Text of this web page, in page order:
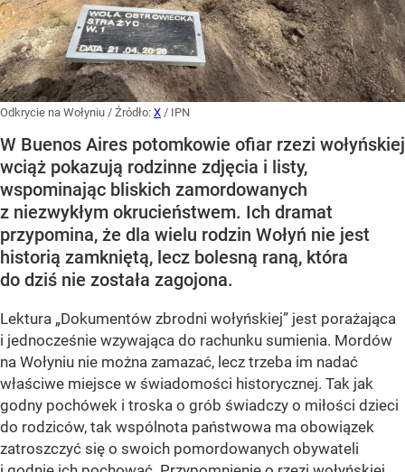
Odkrycie na Wołyniu / Źródło: X / IPN
W Buenos Aires potomkowie ofiar rzezi wołyńskiej
wciąż pokazują rodzinne zdjęcia i listy,
wspominając bliskich zamordowanych
z niezwykłym okrucieństwem. Ich dramat
przypomina, że dla wielu rodzin Wołyń nie jest
historią zamkniętą, lecz bolesną raną, która
do dziś nie została zagojona.
Lektura „Dokumentów zbrodni wołyńskiej” jest porażająca
i jednocześnie wzywająca do rachunku sumienia. Mordów
na Wołyniu nie można zamazać, lecz trzeba im nadać
właściwe miejsce w świadomości historycznej. Tak jak
godny pochówek i troska o grób świadczy o miłości dzieci
do rodziców, tak wspólnota państwowa ma obowiązek
zatroszczyć się o swoich pomordowanych obywateli